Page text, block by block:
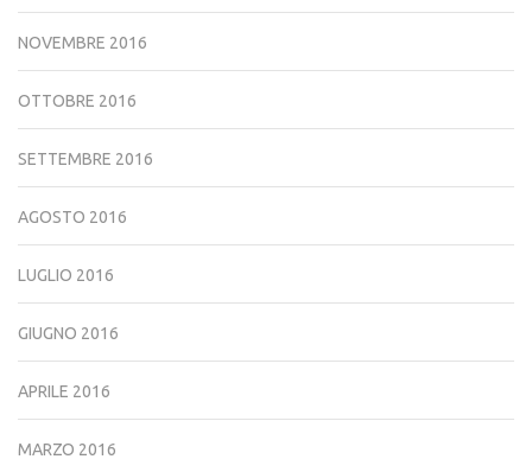
NOVEMBRE 2016
OTTOBRE 2016
SETTEMBRE 2016
AGOSTO 2016
LUGLIO 2016
GIUGNO 2016
APRILE 2016
MARZO 2016